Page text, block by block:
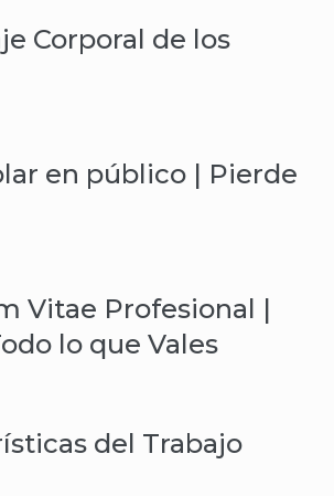
Corporal de los
en público | Pierde
Vitae Profesional |
lo que Vales
del Trabajo